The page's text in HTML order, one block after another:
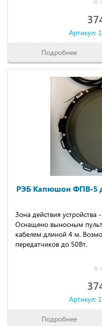
Артикул:
Подробнее
РЭБ Капюшон ФПВ-5
Зона действия
Оснащено выносным
кабелем длиной 4 м.
передатчиков до 50Вт.
Артикул:
Подробнее